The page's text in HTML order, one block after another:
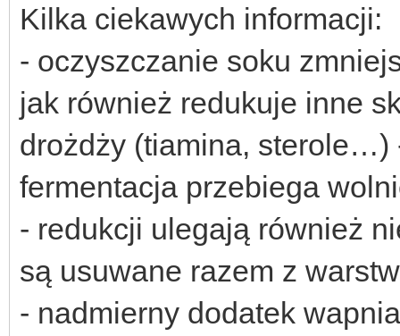
Kilka ciekawych informacji:
- oczyszczanie soku
jak również redukuje inne
drożdży (tiamina, sterole…)
fermentacja przebiega
- redukcji ulegają również
są usuwane razem z
- nadmierny dodatek